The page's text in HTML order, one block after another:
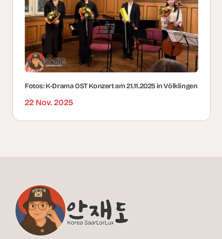
Fotos: K-Drama OST Konzert am 21.11.2025 in Völklingen
22 Nov. 2025